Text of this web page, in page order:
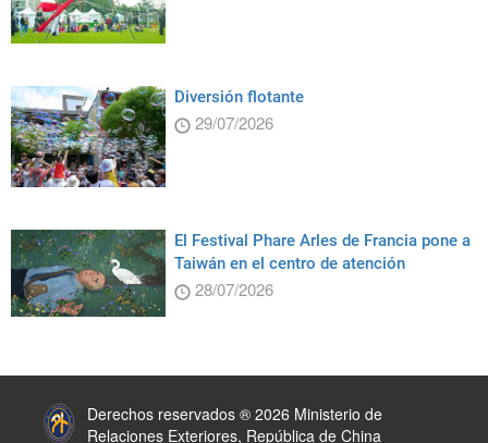
Diversión flotante
29/07/2026
El Festival Phare Arles de Francia pone a
Taiwán en el centro de atención
28/07/2026
Derechos reservados ® 2026 Ministerio de
Relaciones Exteriores, República de China